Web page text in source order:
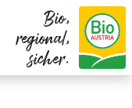
Bio,
regional,
sicher.